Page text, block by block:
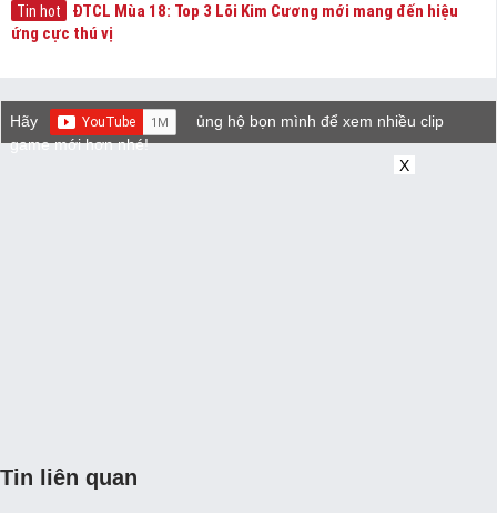
Tin hot
ĐTCL Mùa 18: Top 3 Lõi Kim Cương mới mang đến hiệu
ứng cực thú vị
Hãy
ủng hộ bọn mình để xem nhiều clip
game mới hơn nhé!
X
Tin liên quan